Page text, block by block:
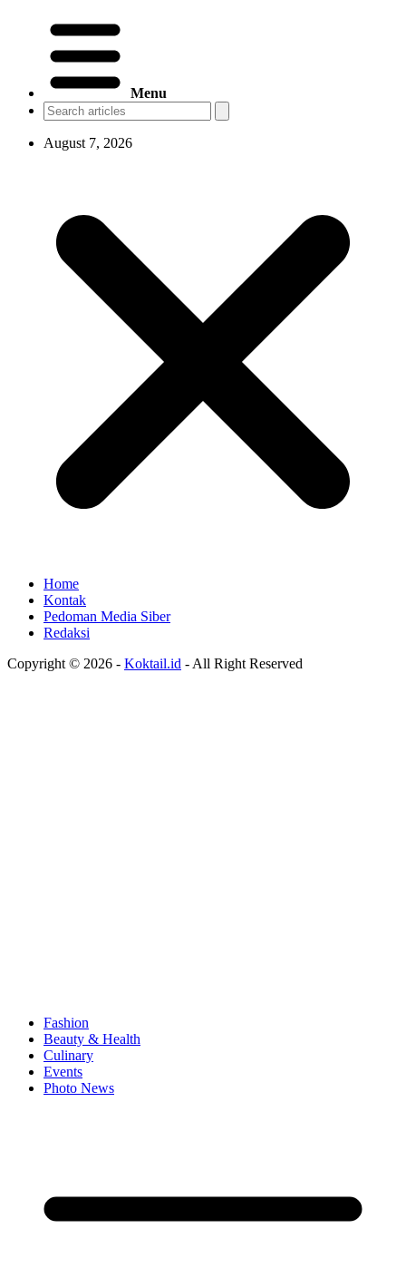
Menu
August 7, 2026
Home
Kontak
Pedoman Media Siber
Redaksi
Copyright © 2026 - Koktail.id - All Right Reserved
Fashion
Beauty & Health
Culinary
Events
Photo News